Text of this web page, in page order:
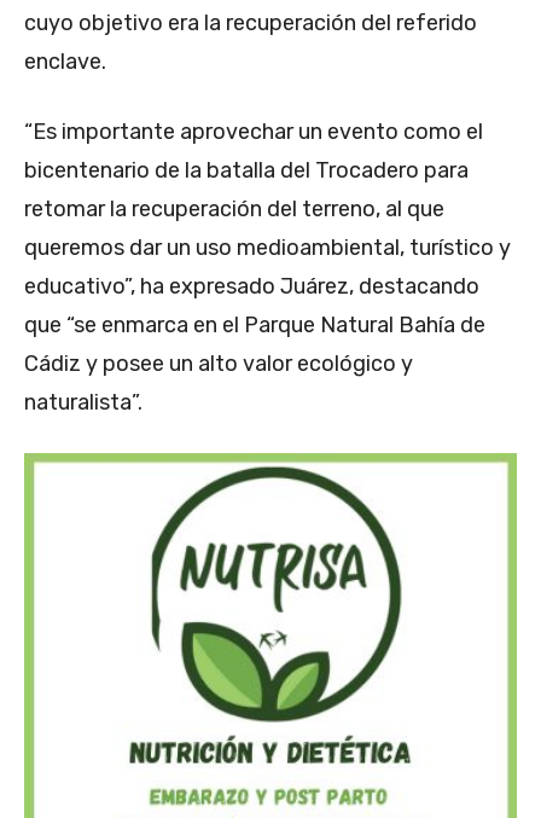
cuyo objetivo era la recuperación del referido
enclave.
“Es importante aprovechar un evento como el
bicentenario de la batalla del Trocadero para
retomar la recuperación del terreno, al que
queremos dar un uso medioambiental, turístico y
educativo”, ha expresado Juárez, destacando
que “se enmarca en el Parque Natural Bahía de
Cádiz y posee un alto valor ecológico y
naturalista”.